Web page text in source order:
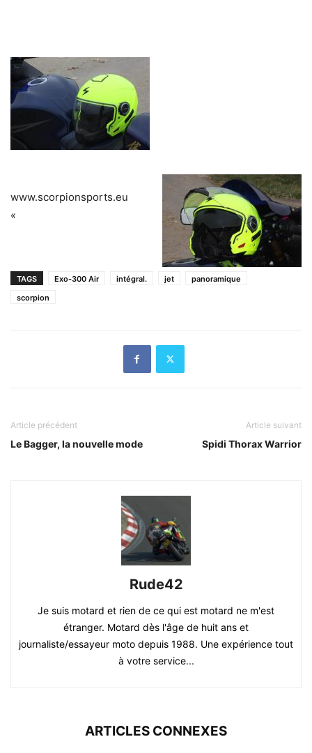
www.scorpionsports.eu
«
TAGS Exo-300 Air intégral. jet
panoramique
scorpion
Article précédent
Le Bagger, la nouvelle mode
Article suivant
Spidi Thorax Warrior
Rude42
Je suis motard et rien de ce qui est motard ne m'est
étranger. Motard dès l'âge de huit ans et
journaliste/essayeur moto depuis 1988. Une expérience tout
à votre service...
ARTICLES CONNEXES